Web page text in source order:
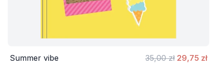
Summer vibe 35,00 zł 29,75 zł